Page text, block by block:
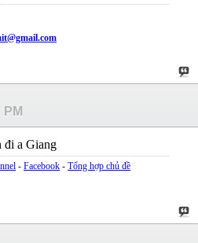
PM
đi a Giang
- Facebook - Tổng hợp chủ đề